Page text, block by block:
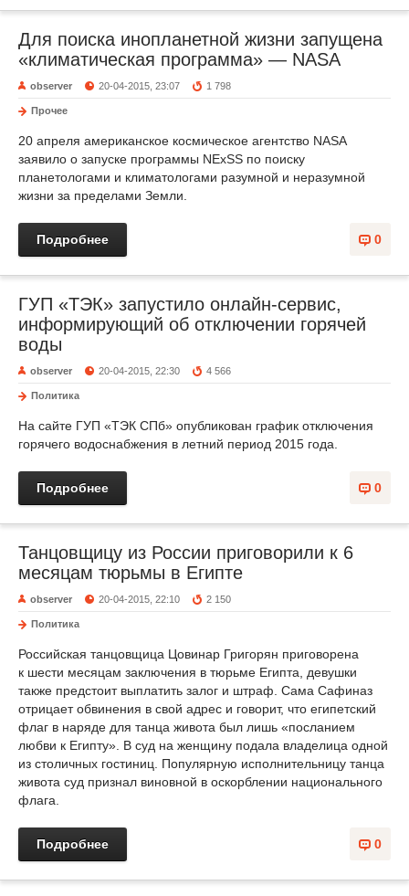
Для поиска инопланетной жизни запущена
«климатическая программа» — NASA
observer 20-04-2015, 23:07 1 798
Прочее
20 апреля американское космическое агентство NASA
заявило о запуске программы NExSS по поиску
планетологами и климатологами разумной и неразумной
жизни за пределами Земли.
0
Подробнее
ГУП «ТЭК» запустило онлайн-сервис,
информирующий об отключении горячей
воды
observer 20-04-2015, 22:30 4 566
Политика
На сайте ГУП «ТЭК СПб» опубликован график отключения
горячего водоснабжения в летний период 2015 года.
0
Подробнее
Танцовщицу из России приговорили к 6
месяцам тюрьмы в Египте
observer 20-04-2015, 22:10 2 150
Политика
Российская танцовщица Цовинар Григорян приговорена
к шести месяцам заключения в тюрьме Египта, девушки
также предстоит выплатить залог и штраф. Сама Сафиназ
отрицает обвинения в свой адрес и говорит, что египетский
флаг в наряде для танца живота был лишь «посланием
любви к Египту». В суд на женщину подала владелица одной
из столичных гостиниц. Популярную исполнительницу танца
живота суд признал виновной в оскорблении национального
флага.
0
Подробнее